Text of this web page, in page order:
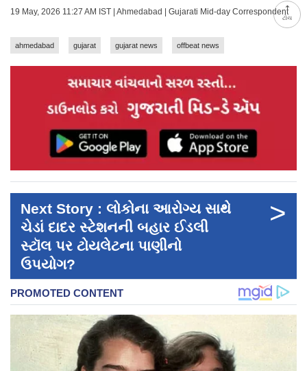
ટોચ
19 May, 2026 11:27 AM IST | Ahmedabad | Gujarati Mid-day Correspondent
ahmedabad gujarat gujarat news offbeat news
Next Story : લોકોના આરોગ્ય સાથે
ચેડાં દાદર સ્ટેશનની બહાર ઈડલી
સ્ટૉલ પર ટોયલેટના પાણીનો
ઉપયોગ?
>